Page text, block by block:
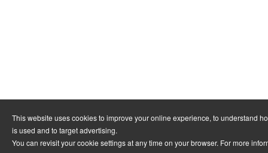
This website uses cookies to improve your online experience, to understand
is used and to target advertising.
You can revisit your cookie settings at any time on your browser. For more